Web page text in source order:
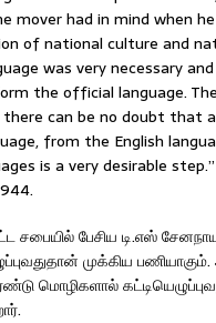
mover had in mind when
of national culture and
was very necessary
the official language.
can be no doubt that
from the English
is a very desirable
சபையில் பேசிய டி.எஸ்
முக்கிய
மொழிகளால்